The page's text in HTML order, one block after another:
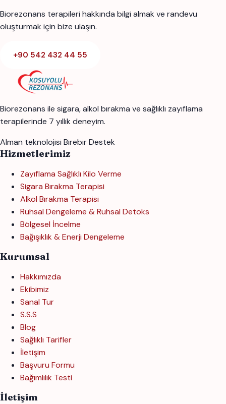
Biorezonans terapileri hakkında bilgi almak ve randevu
oluşturmak için bize ulaşın.
+90 542 432 44 55
Biorezonans ile sigara, alkol bırakma ve sağlıklı zayıflama
terapilerinde 7 yıllık deneyim.
Alman teknolojisi Birebir Destek
Hizmetlerimiz
Zayıflama Sağlıklı Kilo Verme
Sigara Bırakma Terapisi
Alkol Bırakma Terapisi
Ruhsal Dengeleme & Ruhsal Detoks
Bölgesel İncelme
Bağışıklık & Enerji Dengeleme
Kurumsal
Hakkımızda
Ekibimiz
Sanal Tur
S.S.S
Blog
Sağlıklı Tarifler
İletişim
Başvuru Formu
Bağımlılık Testi
İletişim